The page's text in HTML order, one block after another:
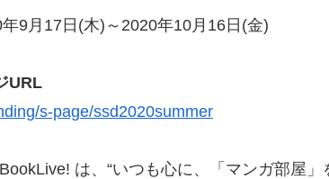
9月17日(木)～2020年10月16日(金)
URL
s-page/ssd2020summer
は、“いつも心に、「マンガ部屋